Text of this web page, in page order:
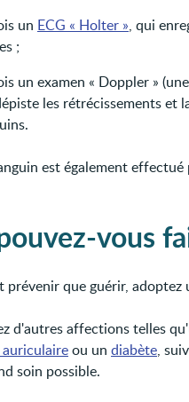
un ECG « Holter », qui
;
un examen « Doppler »
les rétrécissements et
est également
vous
prévenir que guérir, adoptez
d'autres affections telles
ou un diabète,
soin possible.